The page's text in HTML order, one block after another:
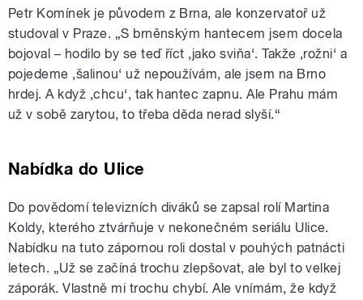
Petr Komínek je původem z Brna, ale konzervatoř už
studoval v Praze. „S brněnským hantecem jsem docela
bojoval – hodilo by se teď říct ‚jako sviňa‘. Takže ‚rožni‘ a
pojedeme ‚šalinou‘ už nepoužívám, ale jsem na Brno
hrdej. A když ‚chcu‘, tak hantec zapnu. Ale Prahu mám
už v sobě zarytou, to třeba děda nerad slyší.“
Nabídka do Ulice
Do povědomí televizních diváků se zapsal rolí Martina
Koldy, kterého ztvárňuje v nekonečném seriálu Ulice.
Nabídku na tuto zápornou roli dostal v pouhých patnácti
letech. „Už se začíná trochu zlepšovat, ale byl to velkej
záporák. Vlastně mi trochu chybí. Ale vnímám, že když